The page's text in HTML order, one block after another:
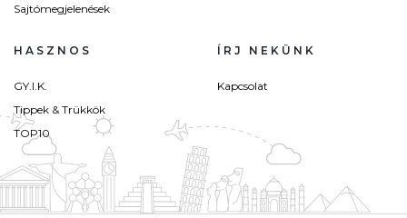
Sajtómegjelenések
HASZNOS
GY.I.K.
Tippek & Trükkök
TOP10
ÍRJ NEKÜNK
Kapcsolat